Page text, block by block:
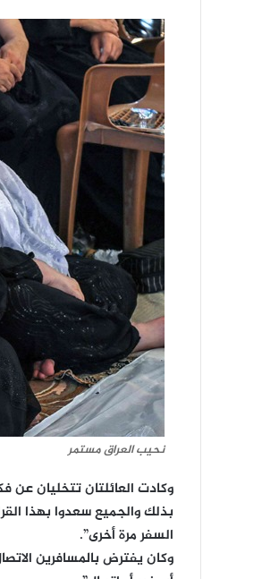
نحيب العراق مستمر
بذلك والجميع سعدوا بهذا
السفر مرة أخرى”.
وكان يفترض بالمسافرين